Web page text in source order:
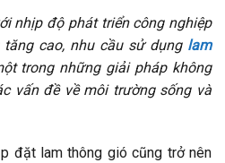
nhịp độ phát triển công nghiệp
cao, nhu cầu sử dụng lam
trong những giải pháp không
vấn đề về môi trường sống và
đặt lam thông gió cũng trở nên